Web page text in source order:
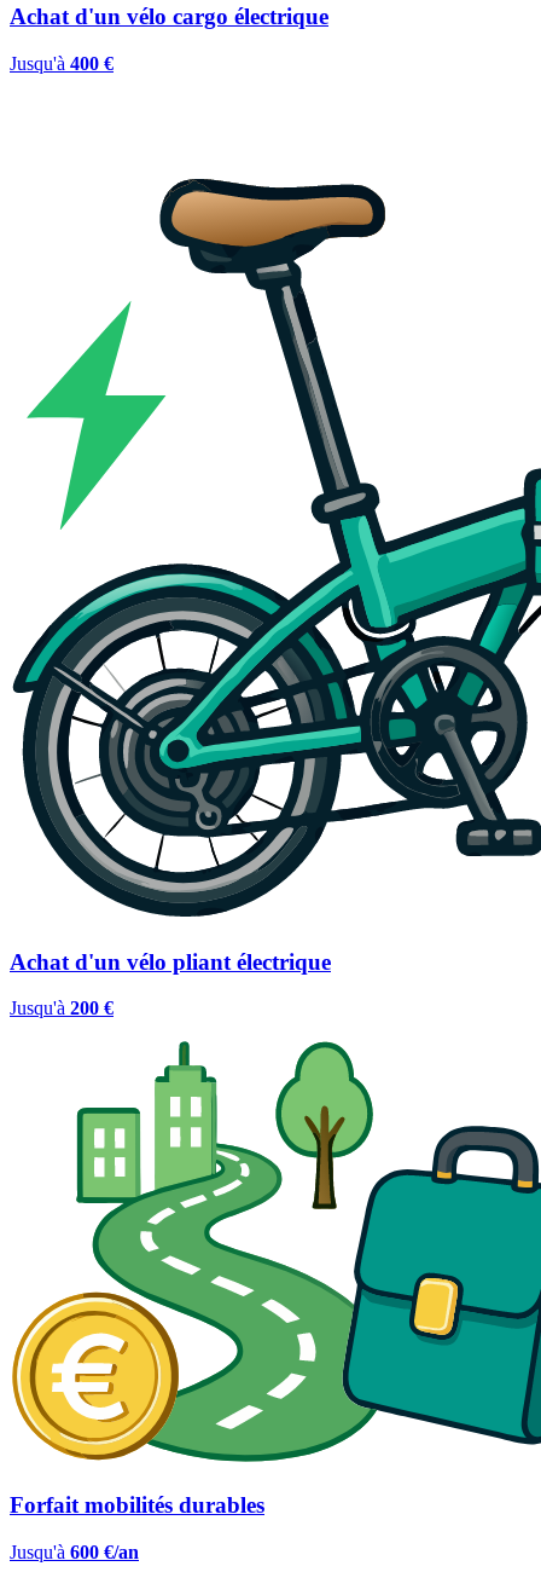
Achat d'un vélo cargo électrique
Jusqu'à 400 €
Achat d'un vélo pliant électrique
Jusqu'à 200 €
Forfait mobilités durables
Jusqu'à 600 €/an